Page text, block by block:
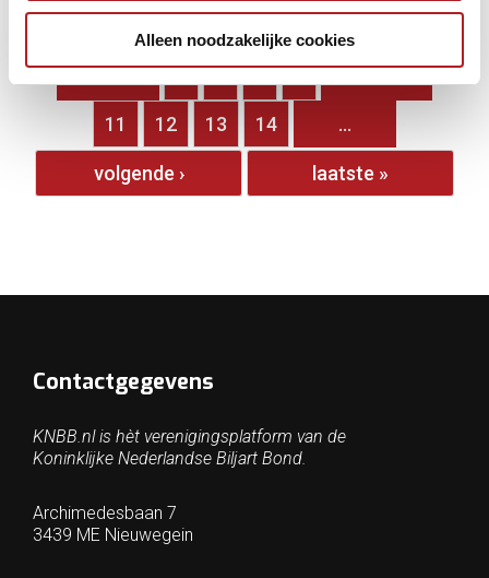
Alleen noodzakelijke cookies
11 12 13 14 …
volgende › laatste »
Contactgegevens
KNBB.nl is hèt verenigingsplatform van de
Koninklijke Nederlandse Biljart Bond.
Archimedesbaan 7
3439 ME Nieuwegein